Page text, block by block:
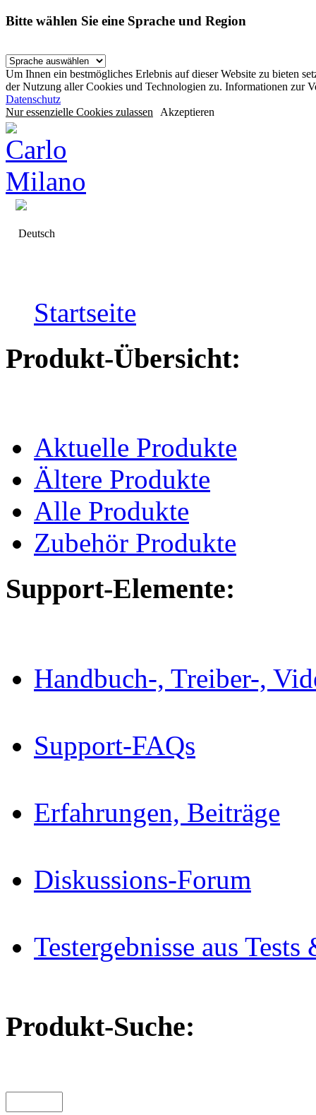
Bitte wählen Sie eine Sprache und Region
Um Ihnen ein bestmögliches Erlebnis auf dieser Website zu bieten
der Nutzung aller Cookies und Technologien zu. Informationen zur
Datenschutz
Nur essenzielle Cookies zulassen Akzeptieren
Deutsch
Startseite
Produkt-Übersicht:
Aktuelle Produkte
Ältere Produkte
Alle Produkte
Zubehör Produkte
Support-Elemente:
Handbuch-, Treiber-,
Support-FAQs
Erfahrungen, Beiträge
Diskussions-Forum
Testergebnisse aus
Produkt-Suche: